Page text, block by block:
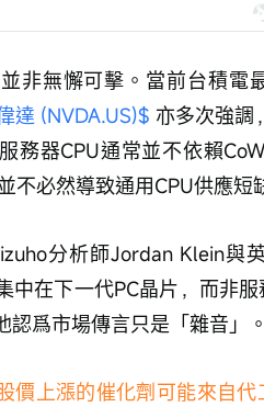
非無懈可擊。當前台積電
達 (NVDA.US)$ 亦多次強調
務器CPU通常並不依賴
不必然導致通用CPU供應短
分析師Jordan Klein與
中在下一代PC晶片，而非
認爲市場傳言只是「雜音」。
價上漲的催化劑可能來自代